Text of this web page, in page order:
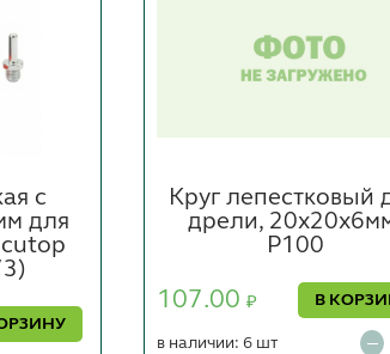
с
для
Круг лепестковый
дрели,
P100
107.00 ₽ В
в наличии: 6 шт